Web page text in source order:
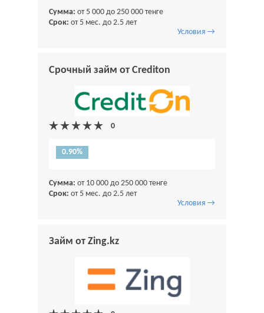
Сумма: от 5 000 до 250 000 тенге
Срок: от 5 мес. до 2.5 лет
Условия →
Срочный займ от Crediton
0.90%
Сумма: от 10 000 до 250 000 тенге
Срок: от 5 мес. до 2.5 лет
Условия →
Займ от Zing.kz